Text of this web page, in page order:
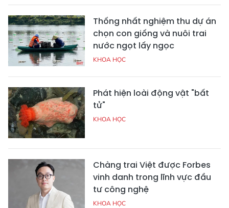
Thống nhất nghiệm thu dự án
chọn con giống và nuôi trai
nước ngọt lấy ngọc
KHOA HỌC
Phát hiện loài động vật "bất
tử"
KHOA HỌC
Chàng trai Việt được Forbes
vinh danh trong lĩnh vực đầu
tư công nghệ
KHOA HỌC